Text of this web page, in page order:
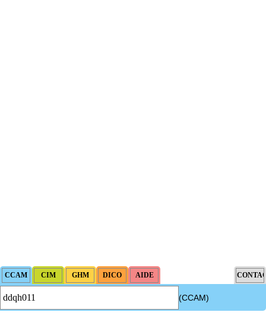
(CCAM)